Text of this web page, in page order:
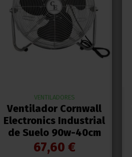
VENTILADORES
Ventilador Cornwall
Electronics Industrial
de Suelo 90w-40cm
67,60 €